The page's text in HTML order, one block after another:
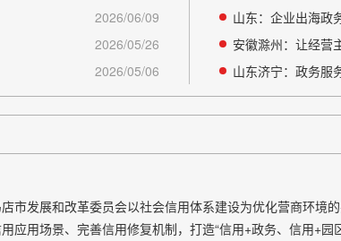
2026/06/09 山东：企业出海政
2026/05/26 安徽滁州：让经营
2026/05/06 山东济宁：政务服
发展和改革委员会以社会信用体系建设为优化营商环境
应用场景、完善信用修复机制，打造“信用+政务、信用+园